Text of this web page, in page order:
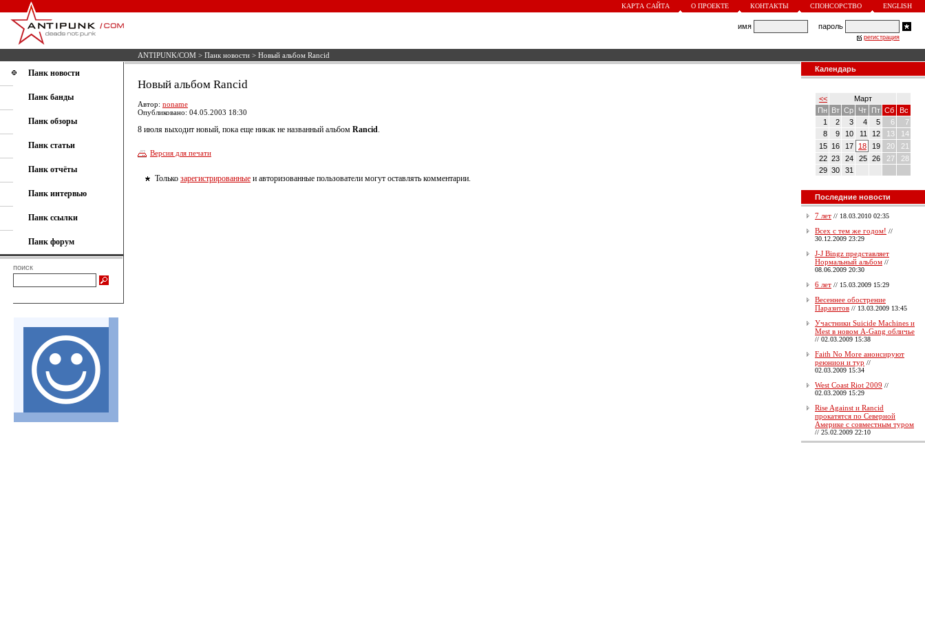
КАРТА САЙТА О ПРОЕКТЕ КОНТАКТЫ СПОНСОРСТВО ENGLISH
имя пароль
регистрация
ANTIPUNK/COM > Панк новости > Новый альбом Rancid
Панк новости
Панк банды
Панк обзоры
Панк статьи
Панк отчёты
Панк интервью
Панк ссылки
Панк форум
поиск
Новый альбом Rancid
Автор: noname
Опубликовано: 04.05.2003 18:30
8 июля выходит новый, пока еще никак не названный альбом Rancid.
Версия для печати
Только зарегистрированные и авторизованные пользователи могут оставлять комментарии.
Календарь
<<
Март
Пн
Вт Ср Чт Пт Сб
Вс
1
2 3 4 5 6
7
8
9 10 11 12 13
14
15 16 17 18 19 20
21
22 23 24 25 26 27
28
29 30 31
Последние новости
7 лет // 18.03.2010 02:35
Всех с тем же годом! //
30.12.2009 23:29
J-J Bingz представляет
Нормальный альбом //
08.06.2009 20:30
6 лет // 15.03.2009 15:29
Весеннее обострение
Паразитов // 13.03.2009 13:45
Участники Suicide Machines и
Mest в новом A-Gang обличье
// 02.03.2009 15:38
Faith No More анонсируют
реюнион и тур //
02.03.2009 15:34
West Coast Riot 2009 //
02.03.2009 15:29
Rise Against и Rancid
прокатятся по Северной
Америке с совместным туром
// 25.02.2009 22:10